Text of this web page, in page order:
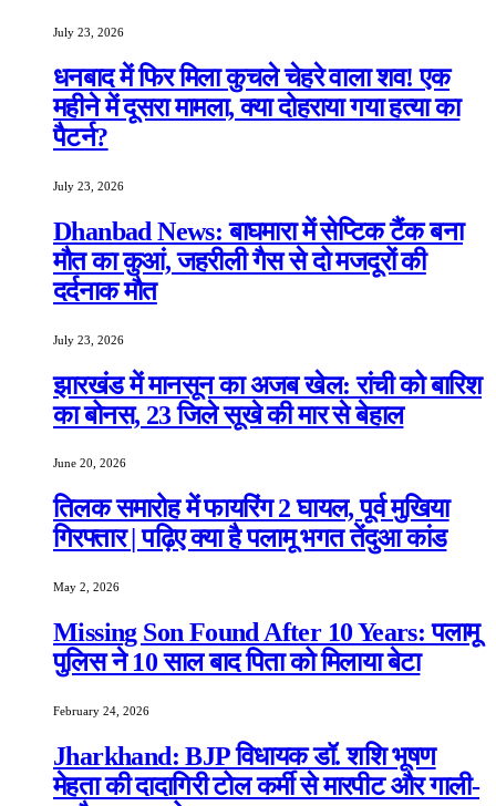
July 23, 2026
धनबाद में फिर मिला कुचले चेहरे वाला शव! एक
महीने में दूसरा मामला, क्या दोहराया गया हत्या का
पैटर्न?
July 23, 2026
Dhanbad News: बाघमारा में सेप्टिक टैंक बना
मौत का कुआं, जहरीली गैस से दो मजदूरों की
दर्दनाक मौत
July 23, 2026
झारखंड में मानसून का अजब खेल: रांची को बारिश
का बोनस, 23 जिले सूखे की मार से बेहाल
June 20, 2026
तिलक समारोह में फायरिंग 2 घायल, पूर्व मुखिया
गिरफ्तार | पढ़िए क्या है पलामू भगत तेंदुआ कांड
May 2, 2026
Missing Son Found After 10 Years: पलामू
पुलिस ने 10 साल बाद पिता को मिलाया बेटा
February 24, 2026
Jharkhand: BJP विधायक डॉ. शशि भूषण
मेहता की दादागिरी टोल कर्मी से मारपीट और गाली-